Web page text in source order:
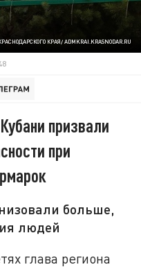
КРАЯ/ ADMKRAI.KRASNODAR.RU
призвали
при
больше,
людей
глава региона